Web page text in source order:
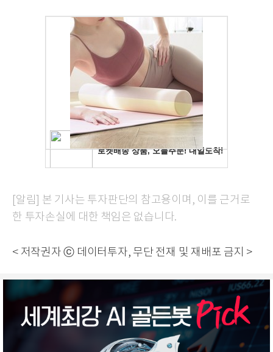
[알림] 본 기사는 투자판단의 참고용이며, 이를 근거로
한 투자손실에 대한 책임은 없습니다.
< 저작권자 ⓒ 데이터투자, 무단 전재 및 재배포 금지 >